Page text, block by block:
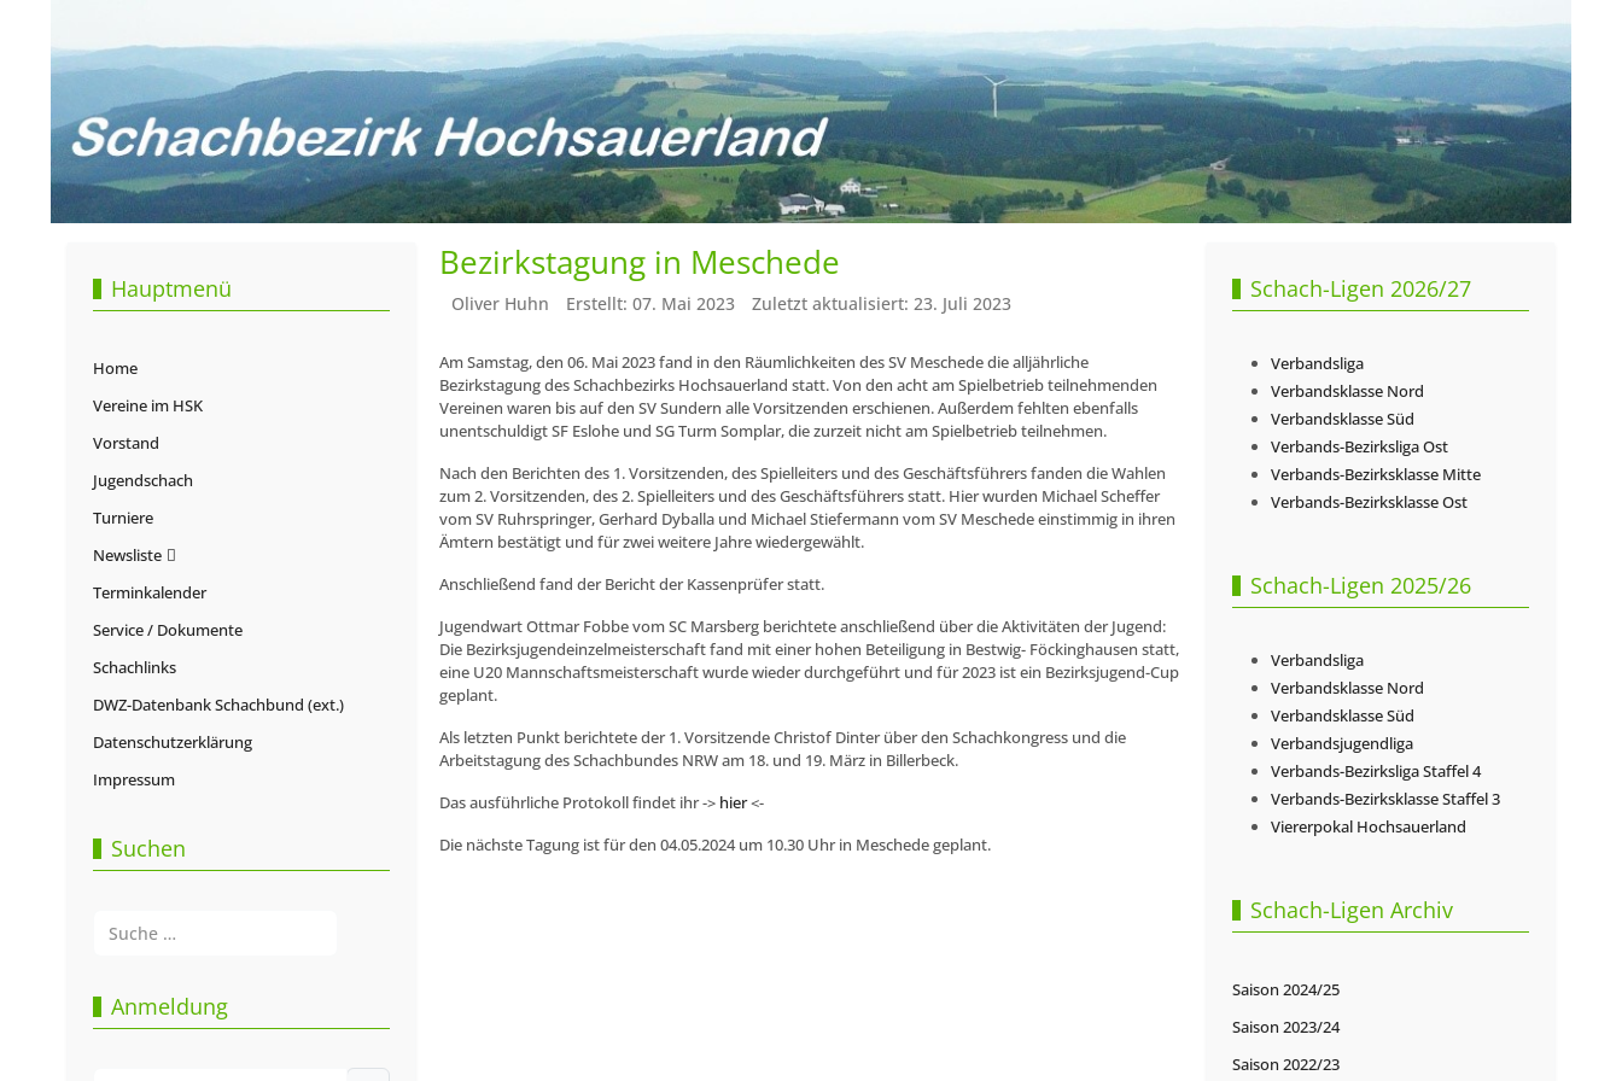
Hauptmenü
Home
Vereine im HSK
Vorstand
Jugendschach
Turniere
Newsliste
Terminkalender
Service / Dokumente
Schachlinks
DWZ-Datenbank Schachbund (ext.)
Datenschutzerklärung
Impressum
Suchen
Anmeldung
Bezirkstagung in Meschede
Oliver Huhn Erstellt: 07. Mai 2023 Zuletzt aktualisiert: 23. Juli 2023
Am Samstag, den 06. Mai 2023 fand in den Räumlichkeiten des SV Meschede die alljährliche
Bezirkstagung des Schachbezirks Hochsauerland statt. Von den acht am Spielbetrieb teilnehmenden
Vereinen waren bis auf den SV Sundern alle Vorsitzenden erschienen. Außerdem fehlten ebenfalls
unentschuldigt SF Eslohe und SG Turm Somplar, die zurzeit nicht am Spielbetrieb teilnehmen.
Nach den Berichten des 1. Vorsitzenden, des Spielleiters und des Geschäftsführers fanden die Wahlen
zum 2. Vorsitzenden, des 2. Spielleiters und des Geschäftsführers statt. Hier wurden Michael Scheffer
vom SV Ruhrspringer, Gerhard Dyballa und Michael Stiefermann vom SV Meschede einstimmig in ihren
Ämtern bestätigt und für zwei weitere Jahre wiedergewählt.
Anschließend fand der Bericht der Kassenprüfer statt.
Jugendwart Ottmar Fobbe vom SC Marsberg berichtete anschließend über die Aktivitäten der Jugend:
Die Bezirksjugendeinzelmeisterschaft fand mit einer hohen Beteiligung in Bestwig- Föckinghausen statt,
eine U20 Mannschaftsmeisterschaft wurde wieder durchgeführt und für 2023 ist ein Bezirksjugend-Cup
geplant.
Als letzten Punkt berichtete der 1. Vorsitzende Christof Dinter über den Schachkongress und die
Arbeitstagung des Schachbundes NRW am 18. und 19. März in Billerbeck.
Das ausführliche Protokoll findet ihr -> hier<-
Die nächste Tagung ist für den 04.05.2024 um 10.30 Uhr in Meschede geplant.
Schach-Ligen 2026/27
Verbandsliga
Verbandsklasse Nord
Verbandsklasse Süd
Verbands-Bezirksliga Ost
Verbands-Bezirksklasse Mitte
Verbands-Bezirksklasse Ost
Schach-Ligen 2025/26
Verbandsliga
Verbandsklasse Nord
Verbandsklasse Süd
Verbandsjugendliga
Verbands-Bezirksliga Staffel 4
Verbands-Bezirksklasse Staffel 3
Viererpokal Hochsauerland
Schach-Ligen Archiv
Saison 2024/25
Saison 2023/24
Saison 2022/23